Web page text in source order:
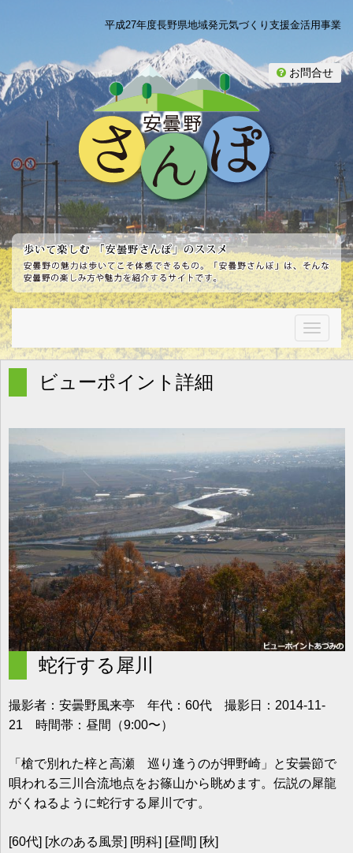
お問合せ
平成27年度長野県地域発元気づくり支援金活用事業
T
o
g
g
v
g
a
ビューポイント詳細
蛇行する犀川
撮影者：安曇野風来亭 年代：60代 撮影日：2014-11-
21 時間帯：昼間（9:00〜）
「槍で別れた梓と高瀬 巡り逢うのが押野崎」と安曇節で
唄われる三川合流地点をお篠山から眺めます。伝説の犀龍
がくねるように蛇行する犀川です。
[60代] [水のある風景] [明科] [昼間] [秋]